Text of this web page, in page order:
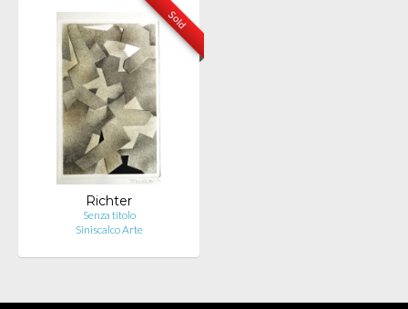
Sold
Richter
Senza titolo
Siniscalco Arte